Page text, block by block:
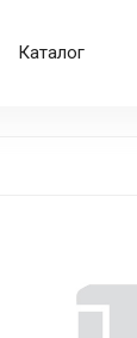
Каталог